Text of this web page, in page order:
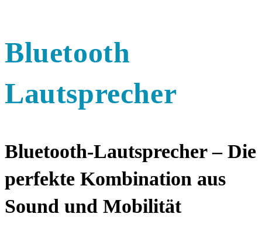
Bluetooth
Lautsprecher
Bluetooth-Lautsprecher – Die
perfekte Kombination aus
Sound und Mobilität